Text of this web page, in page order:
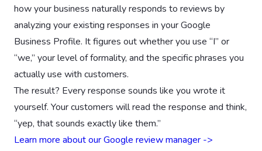
how your business naturally responds to reviews by
analyzing your existing responses in your Google
Business Profile. It figures out whether you use “I” or
“we,” your level of formality, and the specific phrases you
actually use with customers.
The result? Every response sounds like you wrote it
yourself. Your customers will read the response and think,
“yep, that sounds exactly like them.”
Learn more about our Google review manager ->